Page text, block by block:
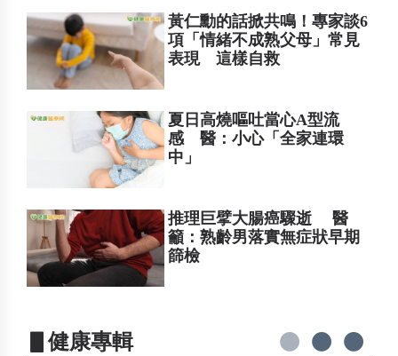
黃仁勳的話掀共鳴！專家談6
項「情緒不成熟父母」常見
表現 這樣自救
夏日高燒嘔吐當心A型流
感 醫：小心「全家連環
中」
推理巨擘大腸癌驟逝 醫
籲：熟齡男落實無症狀早期
篩檢
▋健康專輯